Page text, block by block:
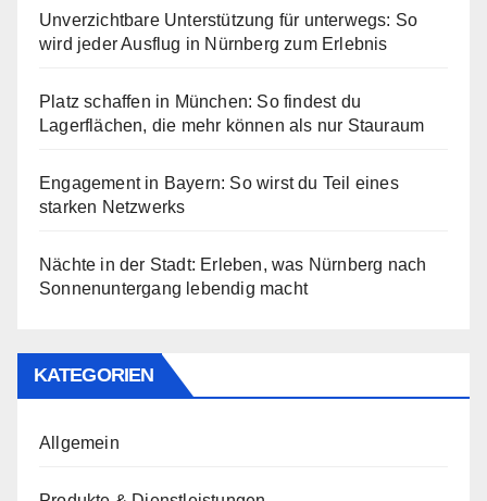
Unverzichtbare Unterstützung für unterwegs: So
wird jeder Ausflug in Nürnberg zum Erlebnis
Platz schaffen in München: So findest du
Lagerflächen, die mehr können als nur Stauraum
Engagement in Bayern: So wirst du Teil eines
starken Netzwerks
Nächte in der Stadt: Erleben, was Nürnberg nach
Sonnenuntergang lebendig macht
KATEGORIEN
Allgemein